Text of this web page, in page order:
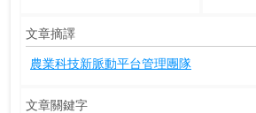
文章摘譯
農業科技新脈動平台管理團隊
文章關鍵字